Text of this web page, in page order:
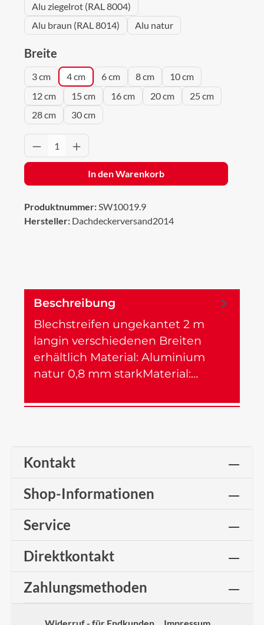
Alu ziegelrot (RAL 8004)
Alu braun (RAL 8014)
Alu natur
Breite
3 cm 4 cm 6 cm 8 cm
10 cm
12 cm
15 cm 16 cm 20 cm
25 cm
28 cm
30 cm
Produkt Anzahl: Gib den gewünschten
In den Warenkorb
Produktnummer:SW10019.9
Hersteller: Dachdeckerversand2014
Beschreibung
Blechstreifen ungekantet 2 m
langin verschiedenen Breiten
erhältlich Material: Aluminium
natur 0,8 mm starkMaterial:…
Kontakt
Shop-Informationen
Service
Direktkontakt
Zahlungsmethoden